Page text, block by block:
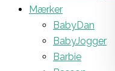
Mærker
BabyDan
BabyJogger
Barbie